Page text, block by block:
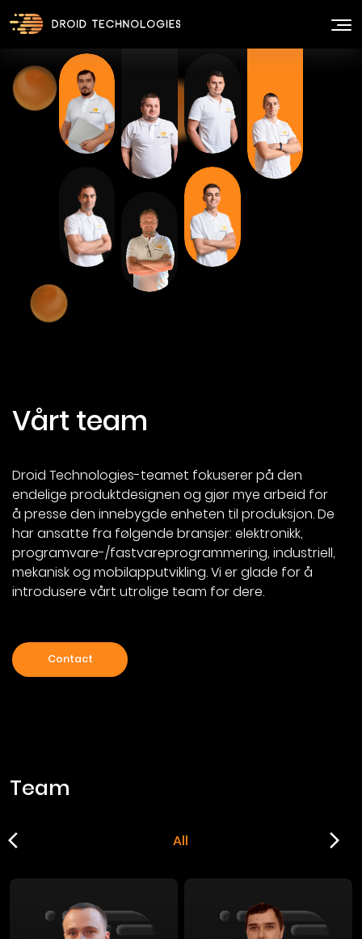
Vårt team
Droid Technologies-teamet fokuserer på den
endelige produktdesignen og gjør mye arbeid for
å presse den innebygde enheten til produksjon. De
har ansatte fra følgende bransjer: elektronikk,
programvare-/fastvareprogrammering, industriell,
mekanisk og mobilapputvikling. Vi er glade for å
introdusere vårt utrolige team for dere.
Contact
team
All
arrow_back_ios arrow_forward_ios